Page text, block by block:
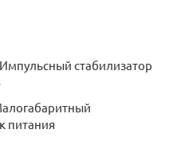
стабилизатор
питания